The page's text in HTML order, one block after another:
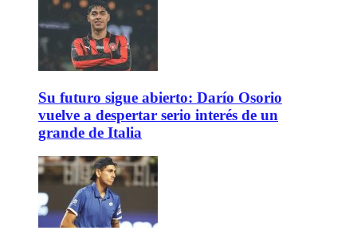
Su futuro sigue abierto: Darío Osorio
vuelve a despertar serio interés de un
grande de Italia